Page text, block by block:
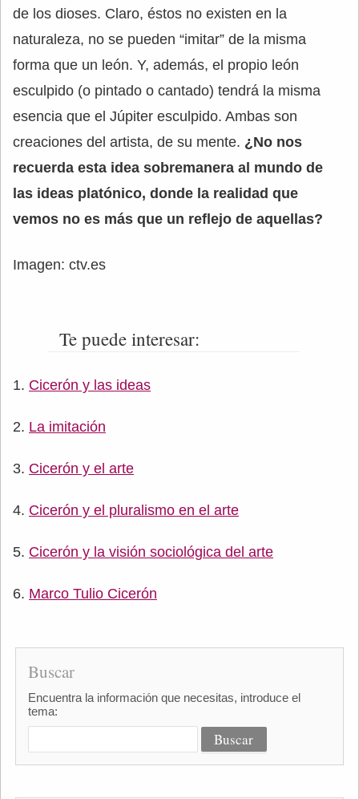
de los dioses. Claro, éstos no existen en la
naturaleza, no se pueden “imitar” de la misma
forma que un león. Y, además, el propio león
esculpido (o pintado o cantado) tendrá la misma
esencia que el Júpiter esculpido. Ambas son
creaciones del artista, de su mente. ¿No nos
recuerda esta idea sobremanera al mundo de
las ideas platónico, donde la realidad que
vemos no es más que un reflejo de aquellas?
Imagen: ctv.es
Te puede interesar:
Cicerón y las ideas
La imitación
Cicerón y el arte
Cicerón y el pluralismo en el arte
Cicerón y la visión sociológica del arte
Marco Tulio Cicerón
Buscar
Encuentra la información que necesitas, introduce el
tema: